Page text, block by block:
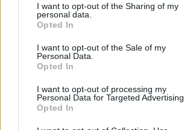
I want to opt-out of the Sharing of my
personal data.
Opted In
I want to opt-out of the Sale of my
Personal Data.
Opted In
I want to opt-out of processing my
Personal Data for Targeted Advertising.
Opted In